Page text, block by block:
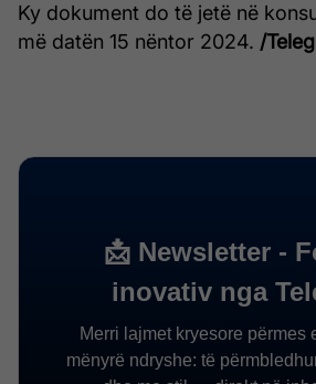
Ky dokument do të jetë në
më datën 15 nëntor 2024. /